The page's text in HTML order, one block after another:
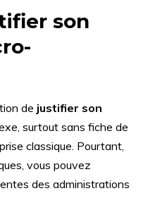
son
de justifier son
surtout sans fiche de
classique. Pourtant,
vous pouvez
des administrations